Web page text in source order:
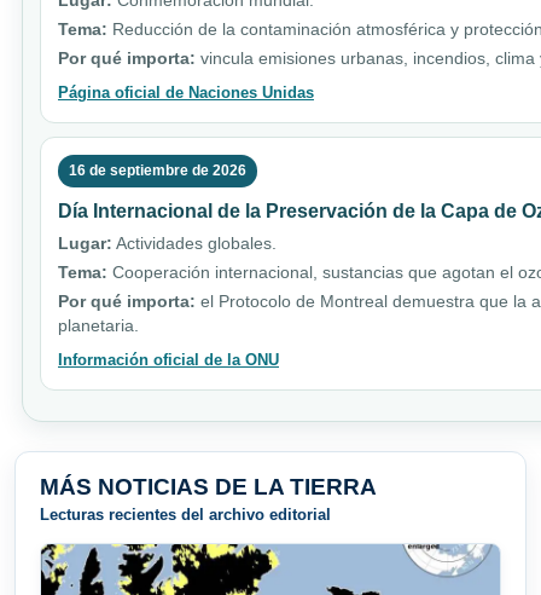
Tema: Reducción de la contaminación atmosférica y
Por qué importa: vincula emisiones urbanas, incendios,
Página oficial de Naciones Unidas
16 de septiembre de 2026
Día Internacional de la Preservación de la Capa de
Lugar: Actividades globales.
Tema: Cooperación internacional, sustancias que agotan el
Por qué importa: el Protocolo de Montreal demuestra que la
planetaria.
Información oficial de la ONU
MÁS NOTICIAS DE LA TIERRA
Lecturas recientes del archivo editorial